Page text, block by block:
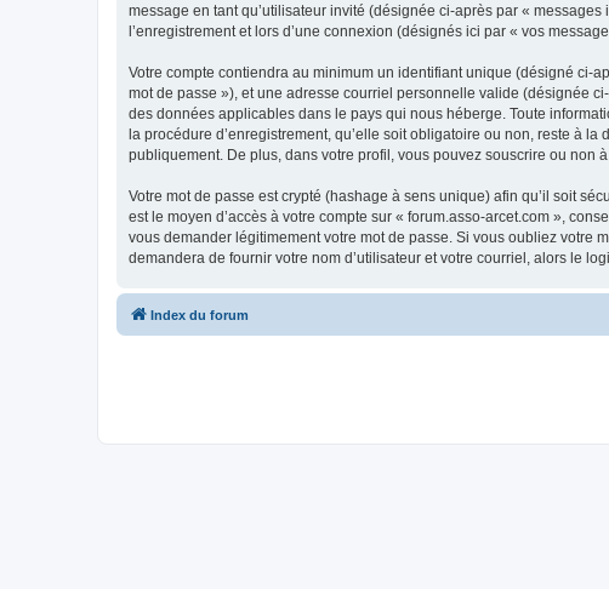
message en tant qu’utilisateur invité (désignée ci-après par «
l’enregistrement et lors d’une connexion (désignés ici par « vos
Votre compte contiendra au minimum un identifiant unique (désigné ci-
mot de passe »), et une adresse courriel personnelle valide (désignée
des données applicables dans le pays qui nous héberge. Toute
la procédure d’enregistrement, qu’elle soit obligatoire ou non, reste à
publiquement. De plus, dans votre profil, vous pouvez souscrire ou non
Votre mot de passe est crypté (hashage à sens unique) afin qu’il soit
est le moyen d’accès à votre compte sur « forum.asso-arcet.com »,
vous demander légitimement votre mot de passe. Si vous oubliez votre
demandera de fournir votre nom d’utilisateur et votre courriel, alors le
Index du forum